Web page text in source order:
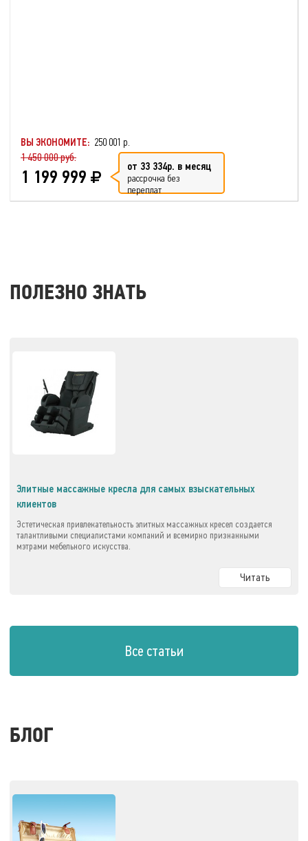
ВЫ ЭКОНОМИТЕ: 250 001 р.
1 450 000 руб.
1 199 999 от 33 334р. в месяц
рассрочка без
переплат
ПОЛЕЗНО ЗНАТЬ
Элитные массажные кресла для самых взыскательных
клиентов
Эстетическая привлекательность элитных массажных кресел создается
талантливыми специалистами компаний и всемирно признанными
мэтрами мебельного искусства.
Читать
Все статьи
БЛОГ